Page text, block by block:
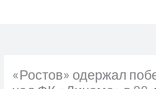
«Ростов» одержал